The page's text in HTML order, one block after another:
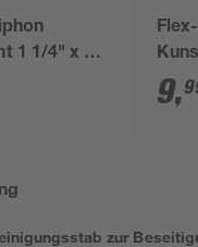
1 1/4" x 32
x
9,
zur